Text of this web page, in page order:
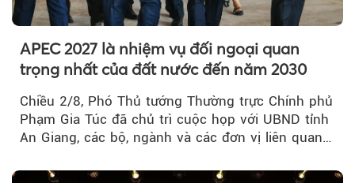
APEC 2027 là nhiệm vụ đối ngoại quan
trọng nhất của đất nước đến năm 2030
Chiều 2/8, Phó Thủ tướng Thường trực Chính phủ
Phạm Gia Túc đã chủ trì cuộc họp với UBND tỉnh
An Giang, các bộ, ngành và các đơn vị liên quan